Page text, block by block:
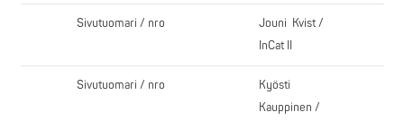
Sivutuomari / nro
Jouni Kvist /
InCat II
Sivutuomari / nro
Kyösti
Kauppinen /